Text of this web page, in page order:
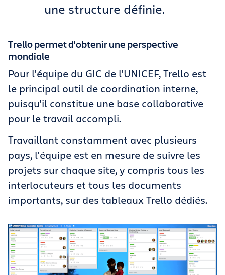
une structure définie.
Trello permet d'obtenir une perspective
mondiale
Pour l'équipe du GIC de l'UNICEF, Trello est
le principal outil de coordination interne,
puisqu'il constitue une base collaborative
pour le travail accompli.
Travaillant constamment avec plusieurs
pays, l'équipe est en mesure de suivre les
projets sur chaque site, y compris tous les
interlocuteurs et tous les documents
importants, sur des tableaux Trello dédiés.